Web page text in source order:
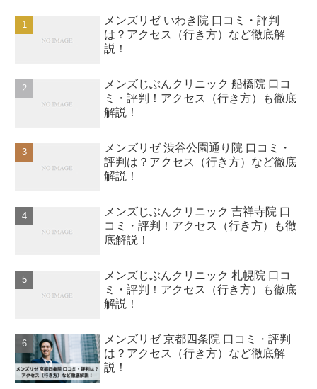
メンズリゼ いわき院 口コミ・評判
は？アクセス（行き方）など徹底解
説！
メンズじぶんクリニック 船橋院 口コ
ミ・評判！アクセス（行き方）も徹底
解説！
メンズリゼ 渋谷公園通り院 口コミ・
評判は？アクセス（行き方）など徹底
解説！
メンズじぶんクリニック 吉祥寺院 口
コミ・評判！アクセス（行き方）も徹
底解説！
メンズじぶんクリニック 札幌院 口コ
ミ・評判！アクセス（行き方）も徹底
解説！
メンズリゼ 京都四条院 口コミ・評判
は？アクセス（行き方）など徹底解
説！